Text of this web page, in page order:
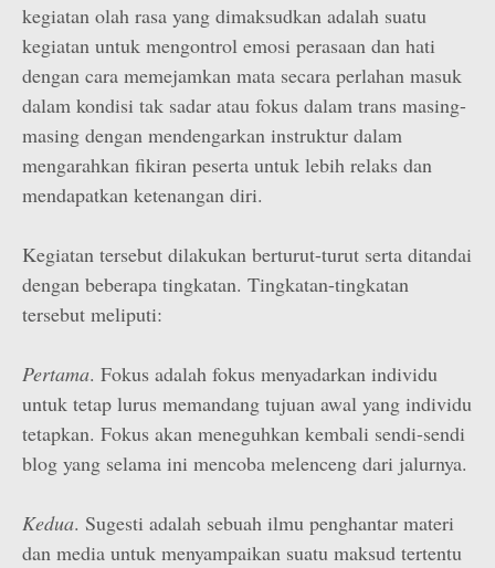
kegiatan olah rasa yang dimaksudkan adalah suatu
kegiatan untuk mengontrol emosi perasaan dan hati
dengan cara memejamkan mata secara perlahan masuk
dalam kondisi tak sadar atau fokus dalam trans masing-
masing dengan mendengarkan instruktur dalam
mengarahkan fikiran peserta untuk lebih relaks dan
mendapatkan ketenangan diri.
Kegiatan tersebut dilakukan berturut-turut serta ditandai
dengan beberapa tingkatan. Tingkatan-tingkatan
tersebut meliputi:
Pertama. Fokus adalah fokus menyadarkan individu
untuk tetap lurus memandang tujuan awal yang individu
tetapkan. Fokus akan meneguhkan kembali sendi-sendi
blog yang selama ini mencoba melenceng dari jalurnya.
Kedua. Sugesti adalah sebuah ilmu penghantar materi
dan media untuk menyampaikan suatu maksud tertentu